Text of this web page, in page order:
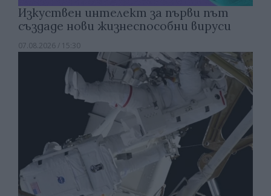
Изкуствен интелект за първи път
създаде нови жизнеспособни вируси
07.08.2026 / 15:30